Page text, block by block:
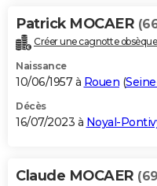
Patrick MOCAER
Créer une cagnotte
Naissance
10/06/1957 à Rouen (
Décès
16/07/2023 à Noyal-
Claude MOCAER